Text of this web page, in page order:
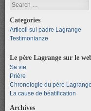
Search
Categories
Articoli sul padre Lagrange
Testimonianze
Le père Lagrange sur le
Sa vie
Prière
Chronologie du père Lagrange
La cause de béatification
Archives